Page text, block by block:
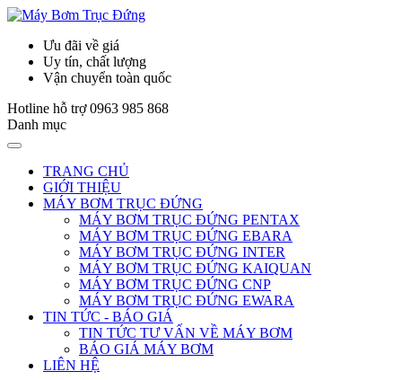
Ưu đãi về giá
Uy tín, chất lượng
Vận chuyển toàn quốc
Hotline hỗ trợ 0963 985 868
Danh mục
TRANG CHỦ
GIỚI THIỆU
MÁY BƠM TRỤC ĐỨNG
MÁY BƠM TRỤC ĐỨNG PENTAX
MÁY BƠM TRỤC ĐỨNG EBARA
MÁY BƠM TRỤC ĐỨNG INTER
MÁY BƠM TRỤC ĐỨNG KAIQUAN
MÁY BƠM TRỤC ĐỨNG CNP
MÁY BƠM TRỤC ĐỨNG EWARA
TIN TỨC - BÁO GIÁ
TIN TỨC TƯ VẤN VỀ MÁY BƠM
BÁO GIÁ MÁY BƠM
LIÊN HỆ